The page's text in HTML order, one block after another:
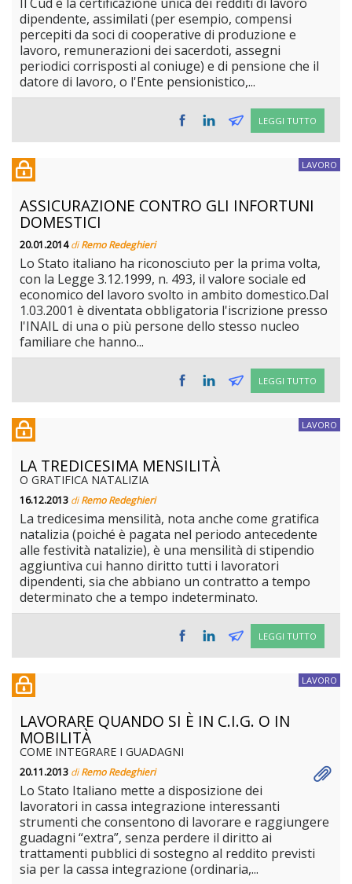
dipendente, assimilati (per esempio, compensi
percepiti da soci di cooperative di produzione e
lavoro, remunerazioni dei sacerdoti, assegni
periodici corrisposti al coniuge) e di pensione che il
datore di lavoro, o l'Ente pensionistico,...
LEGGI TUTTO
LAVORO
ASSICURAZIONE CONTRO GLI INFORTUNI
DOMESTICI
20.01.2014diRemo Redeghieri
Lo Stato italiano ha riconosciuto per la prima volta,
con la Legge 3.12.1999, n. 493, il valore sociale ed
economico del lavoro svolto in ambito domestico.Dal
1.03.2001 è diventata obbligatoria l'iscrizione presso
l'INAIL di una o più persone dello stesso nucleo
familiare che hanno...
LEGGI TUTTO
LAVORO
LA TREDICESIMA MENSILITÀ
O GRATIFICA NATALIZIA
16.12.2013 diRemo Redeghieri
La tredicesima mensilità, nota anche come gratifica
natalizia (poiché è pagata nel periodo antecedente
alle festività natalizie), è una mensilità di stipendio
aggiuntiva cui hanno diritto tutti i lavoratori
dipendenti, sia che abbiano un contratto a tempo
determinato che a tempo indeterminato.
LEGGI TUTTO
LAVORO
LAVORARE QUANDO SI È IN C.I.G. O IN
MOBILITÀ
COME INTEGRARE I GUADAGNI
20.11.2013 diRemo Redeghieri
Lo Stato Italiano mette a disposizione dei
lavoratori in cassa integrazione interessanti
strumenti che consentono di lavorare e raggiungere
guadagni “extra”, senza perdere il diritto ai
trattamenti pubblici di sostegno al reddito previsti
sia per la cassa integrazione (ordinaria,...